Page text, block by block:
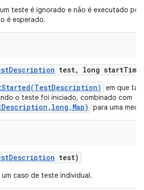
teste é ignorado e não é executado por
é esperado.
Description test, long start
em que
o teste foi iniciado, combinado com
para uma
Description test)
caso de teste individual.